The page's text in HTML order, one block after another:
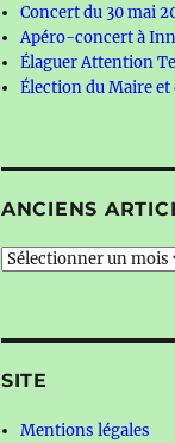
Concert du 30 mai
Apéro-concert à
Élaguer Attention
Élection du Maire et
ANCIENS
Anciens
SITE
Mentions légales